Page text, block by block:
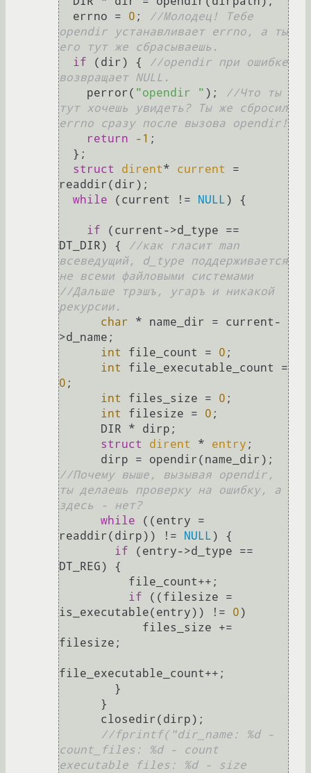
  errno =
0 ;
//Молодец! Тебе
opendir устанавливает errno, а ты
его тут же сбрасываешь.
if (dir) {
//opendir при ошибке
возвращает NULL.
    perror(
"opendir " );
//Что ты
тут хочешь увидеть? Ты же сбросил
errno сразу после вызова opendir!
return
-1 ;
struct
dirent* current
=
readdir(dir);
while (current != NULL) {
if (current->d_type ==
DT_DIR) {
//как гласит man
всеведущий, d_type поддерживается
не всеми файловыми системами
//Дальше трэшъ, угаръ и никакой
рекурсии.
char * name_dir = current-
>d_name;
int
file_count = 0 ;
int
file_executable_count =
0 ;
int
files_size = 0 ;
int
filesize = 0 ;
struct
dirent * entry ;
//Почему выше, вызывая opendir,
ты делаешь проверку на ошибку, а
здесь - нет?
while ((entry =
readdir(dirp)) !=
NULL) {
if (entry->d_type ==
DT_REG) {
if ((filesize =
is_executable(entry)) != 0)
filesize;
file_executable_count++;
//fprintf("dir_name: %d -
count_files: %d - count
executable files: %d - size